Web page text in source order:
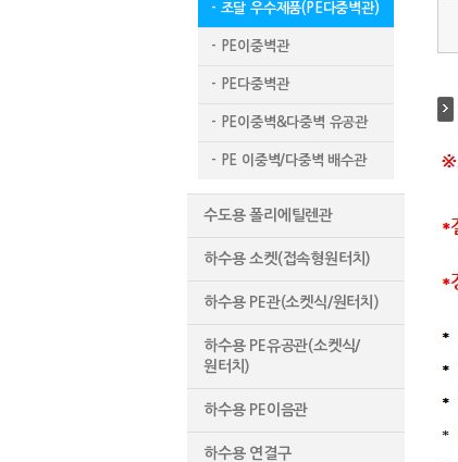
- 조달 우수제품(PE다중벽관)
- PE이중벽관
- PE다중벽관
- PE이중벽&다중벽 유공관
- PE 이중벽/다중벽 배수관
수도용 폴리에틸렌관
하수용 소켓(접속형원터치)
하수용 PE관(소켓식/원터치)
하수용 PE유공관(소켓식/
원터치)
하수용 PE이음관
하수용 연결구